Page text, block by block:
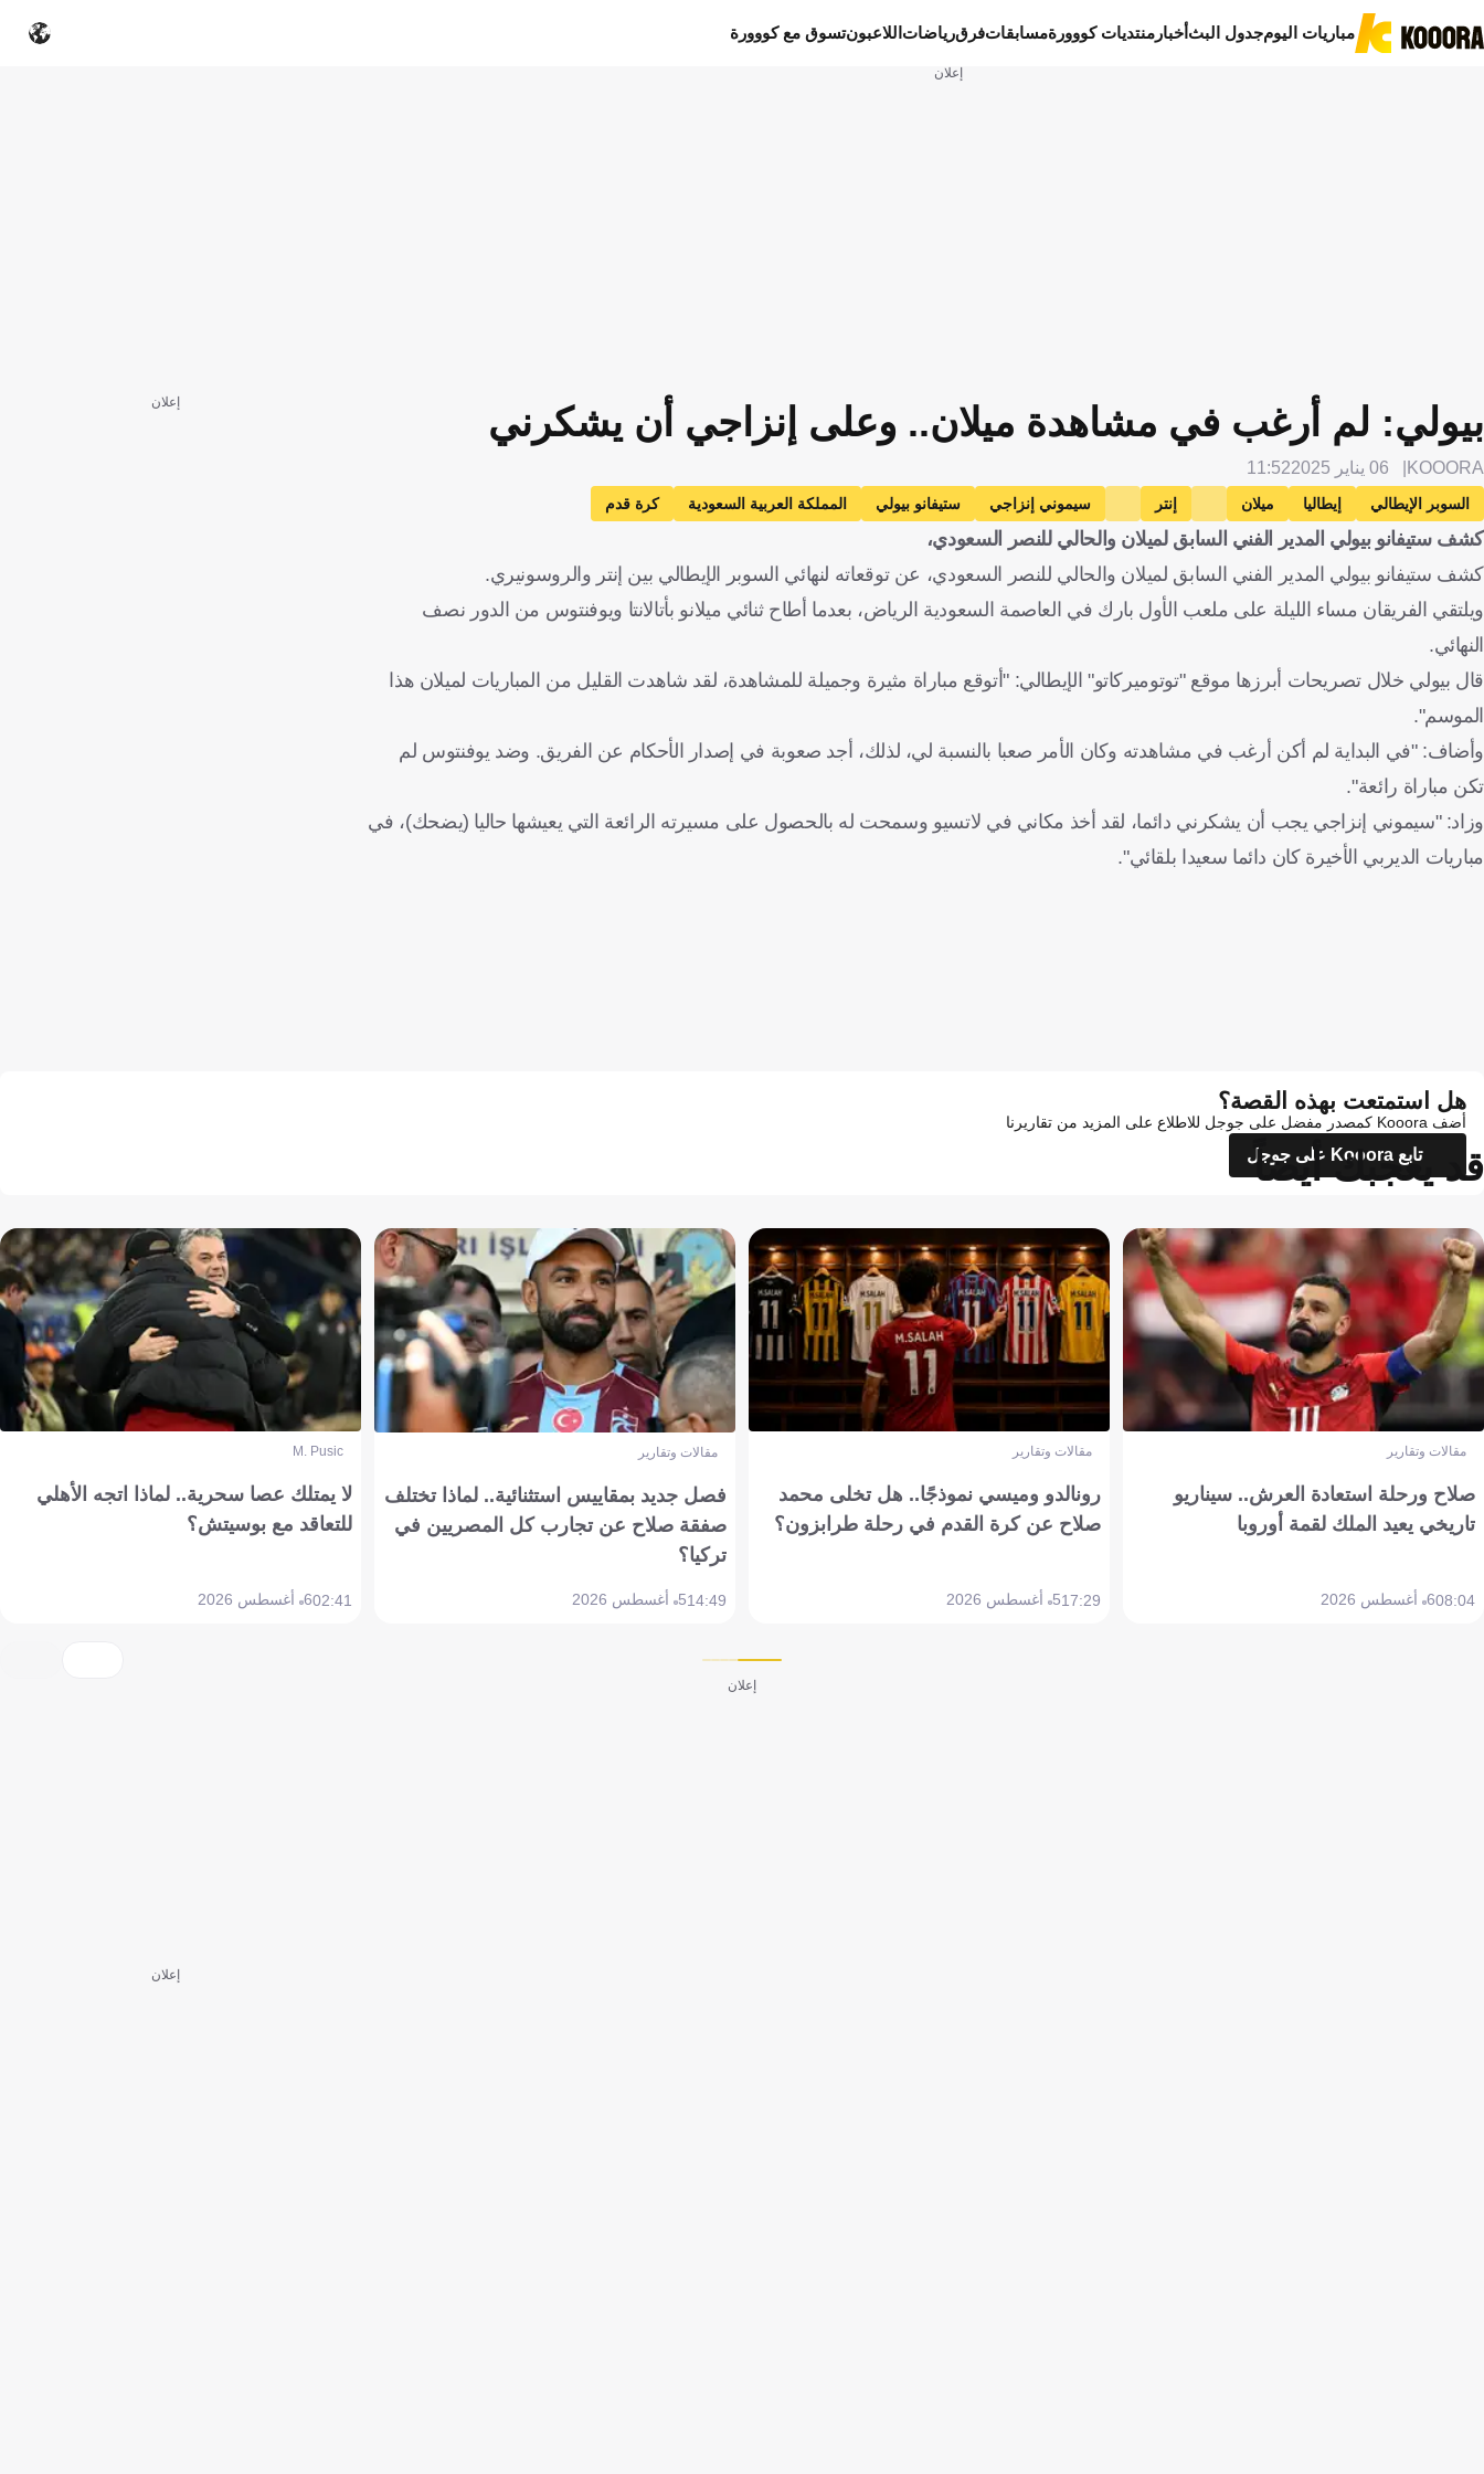
مباريات اليومجدول البثأخبار منتديات كووورةمسابقاتفرقرياضات اللاعبونتسوق مع كووورة
إعلان
بيولي: لم أرغب في مشاهدة ميلان.. وعلى إنزاجي أن يشكرني
KOOORA 06 يناير 2025 11:52
السوبر الإيطالي إيطاليا ميلان إنتر سيموني إنزاجي ستيفانو بيولي المملكة العربية السعودية كرة قدم
كشف ستيفانو بيولي المدير الفني السابق لميلان والحالي للنصر السعودي،
كشف ستيفانو بيولي المدير الفني السابق لميلان والحالي للنصر السعودي، عن توقعاته لنهائي السوبر الإيطالي بين إنتر والروسونيري.
ويلتقي الفريقان مساء الليلة على ملعب الأول بارك في العاصمة السعودية الرياض، بعدما أطاح ثنائي ميلانو بأتالانتا ويوفنتوس من الدور نصف
النهائي.
قال بيولي خلال تصريحات أبرزها موقع "توتوميركاتو" الإيطالي: "أتوقع مباراة مثيرة وجميلة للمشاهدة، لقد شاهدت القليل من المباريات لميلان هذا
الموسم".
وأضاف: "في البداية لم أكن أرغب في مشاهدته وكان الأمر صعبا بالنسبة لي، لذلك، أجد صعوبة في إصدار الأحكام عن الفريق. وضد يوفنتوس لم
تكن مباراة رائعة".
وزاد: "سيموني إنزاجي يجب أن يشكرني دائما، لقد أخذ مكاني في لاتسيو وسمحت له بالحصول على مسيرته الرائعة التي يعيشها حاليا (يضحك)، في
مباريات الديربي الأخيرة كان دائما سعيدا بلقائي".
إعلان
هل استمتعت بهذه القصة؟
أضف Kooora كمصدر مفضل على جوجل للاطلاع على المزيد من تقاريرنا
تابع Kooora على جوجل
قد يعجبك أيضاً
مقالات وتقارير
صلاح ورحلة استعادة العرش.. سيناريو
تاريخي يعيد الملك لقمة أوروبا
08:046 أغسطس 2026
مقالات وتقارير
رونالدو وميسي نموذجًا.. هل تخلى محمد
صلاح عن كرة القدم في رحلة طرابزون؟
17:295 أغسطس 2026
مقالات وتقارير
فصل جديد بمقاييس استثنائية.. لماذا تختلف
صفقة صلاح عن تجارب كل المصريين في
تركيا؟
14:495 أغسطس 2026
M. Pusic
لا يمتلك عصا سحرية.. لماذا اتجه الأهلي
للتعاقد مع بوسيتش؟
02:416 أغسطس 2026
إعلان
إعلان